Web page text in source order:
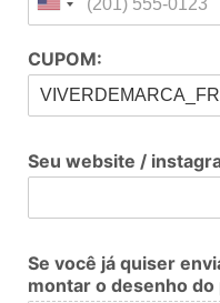
CUPOM:
Seu website /
Se você já quiser
montar o desenho do